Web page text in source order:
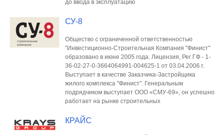
до ввода в эксплуатацию
СУ-8
Общество с ограниченной ответственностью
"Инвестиционно-Строительная Компания "Финист"
образовано в июне 2005 года. Лицензия, Рег ГФ - 1-
36-02-27-0-3664064991-004625-1 от 03.04.2006 г.
Выступает в качестве Заказчика-Застройщика
жилого комплекса "Финист". Генеральным
подрядчиком выступает ООО «СМУ-69», он успешно
работает на рынке строительных
КРАЙС